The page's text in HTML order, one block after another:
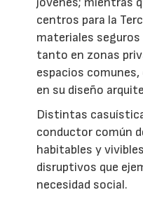
centros para la
materiales
tanto en zonas
espacios comunes,
en su diseño
Distintas
conductor común
habitables y
disruptivos que
necesidad social.